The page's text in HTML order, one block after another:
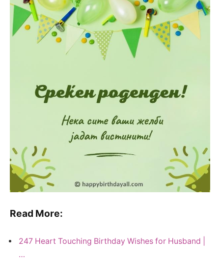
Read More:
247 Heart Touching Birthday Wishes for Husband |
…